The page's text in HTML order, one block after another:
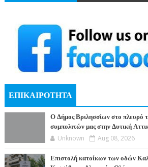
ΕΠΙΚΑΙΡΟΤΗΤΑ
Ο Δήμος Βριλησσίων στο πλευρό
συμπολιτών μας στην Δυτική
Unknown Aug 08, 2026
Επιστολή κατοίκων των οδών